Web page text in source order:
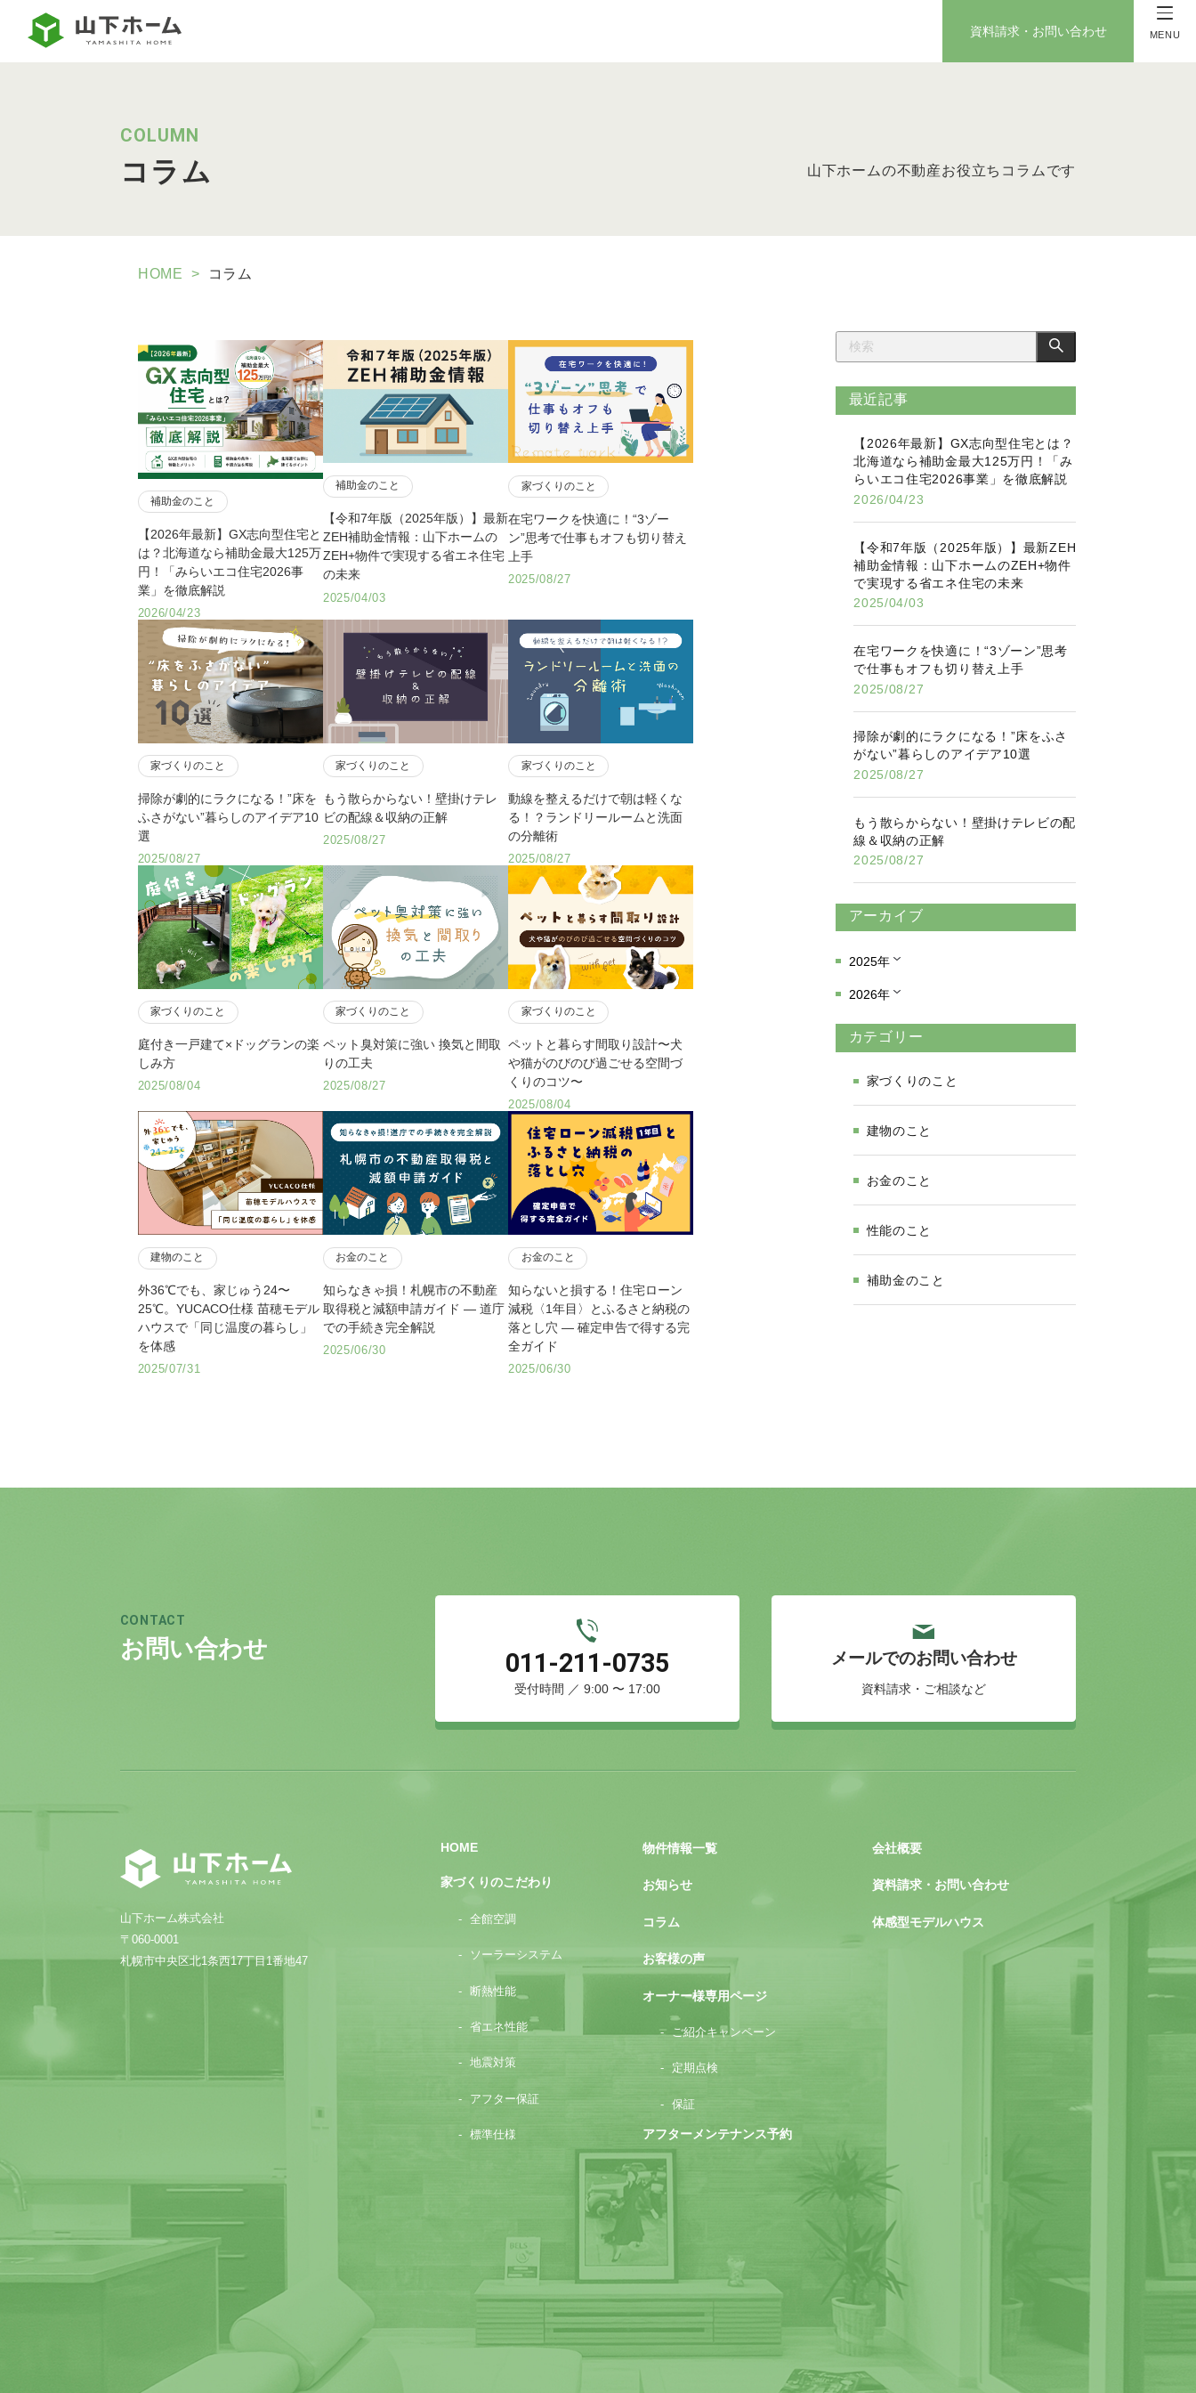
資料請求・お問い合わせ MENU
COLUMN
コラム 山下ホームの不動産お役立ちコラムです
HOME コラム
補助金のこと
【2026年最新】GX志向型住宅と
は？北海道なら補助金最大125万
円！「みらいエコ住宅2026事
業」を徹底解説
2026/04/23
補助金のこと
【令和7年版（2025年版）】最新
ZEH補助金情報：山下ホームの
ZEH+物件で実現する省エネ住宅
の未来
2025/04/03
家づくりのこと
在宅ワークを快適に！“3ゾー
ン”思考で仕事もオフも切り替え
上手
2025/08/27
家づくりのこと
掃除が劇的にラクになる！”床を
ふさがない”暮らしのアイデア10
選
2025/08/27
家づくりのこと
もう散らからない！壁掛けテレ
ビの配線＆収納の正解
2025/08/27
家づくりのこと
動線を整えるだけで朝は軽くな
る！？ランドリールームと洗面
の分離術
2025/08/27
家づくりのこと
庭付き一戸建て×ドッグランの楽
しみ方
2025/08/04
家づくりのこと
ペット臭対策に強い 換気と間取
りの工夫
2025/08/27
家づくりのこと
ペットと暮らす間取り設計〜犬
や猫がのびのび過ごせる空間づ
くりのコツ〜
2025/08/04
建物のこと
外36℃でも、家じゅう24〜
25℃。YUCACO仕様 苗穂モデル
ハウスで「同じ温度の暮らし」
を体感
2025/07/31
お金のこと
知らなきゃ損！札幌市の不動産
取得税と減額申請ガイド ― 道庁
での手続き完全解説
2025/06/30
お金のこと
知らないと損する！住宅ローン
減税〈1年目〉とふるさと納税の
落とし穴 ― 確定申告で得する完
全ガイド
2025/06/30
最近記事
【2026年最新】GX志向型住宅とは？
北海道なら補助金最大125万円！「み
らいエコ住宅2026事業」を徹底解説
2026/04/23
【令和7年版（2025年版）】最新ZEH
補助金情報：山下ホームのZEH+物件
で実現する省エネ住宅の未来
2025/04/03
在宅ワークを快適に！“3ゾーン”思考
で仕事もオフも切り替え上手
2025/08/27
掃除が劇的にラクになる！”床をふさ
がない”暮らしのアイデア10選
2025/08/27
もう散らからない！壁掛けテレビの配
線＆収納の正解
2025/08/27
アーカイブ
2025年
2026年
カテゴリー
家づくりのこと
建物のこと
お金のこと
性能のこと
補助金のこと
CONTACT
お問い合わせ 011-211-0735
受付時間 ／ 9:00 〜 17:00
メールでのお問い合わせ
資料請求・ご相談など
山下ホーム株式会社
〒060-0001
札幌市中央区北1条西17丁目1番地47
HOME
家づくりのこだわり
全館空調
ソーラーシステム
断熱性能
省エネ性能
地震対策
アフター保証
標準仕様
物件情報一覧
お知らせ
コラム
お客様の声
オーナー様専用ページ
ご紹介キャンペーン
定期点検
保証
アフターメンテナンス予約
会社概要
資料請求・お問い合わせ
体感型モデルハウス